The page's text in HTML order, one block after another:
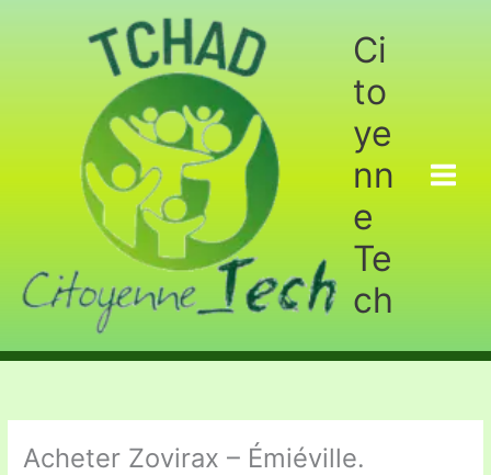
Ci
to
ye
nn
e
Te
ch
Acheter Zovirax – Émiéville.